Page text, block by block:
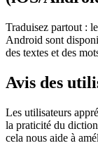
Traduisez partout :
Android sont
des textes et des
Avis des
Les utilisateurs
la praticité du
cela nous aide à